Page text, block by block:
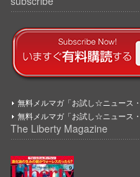
無料メルマガ「お試し☆ニュース
無料メルマガ「お試し☆ニュース
The Liberty Magazine